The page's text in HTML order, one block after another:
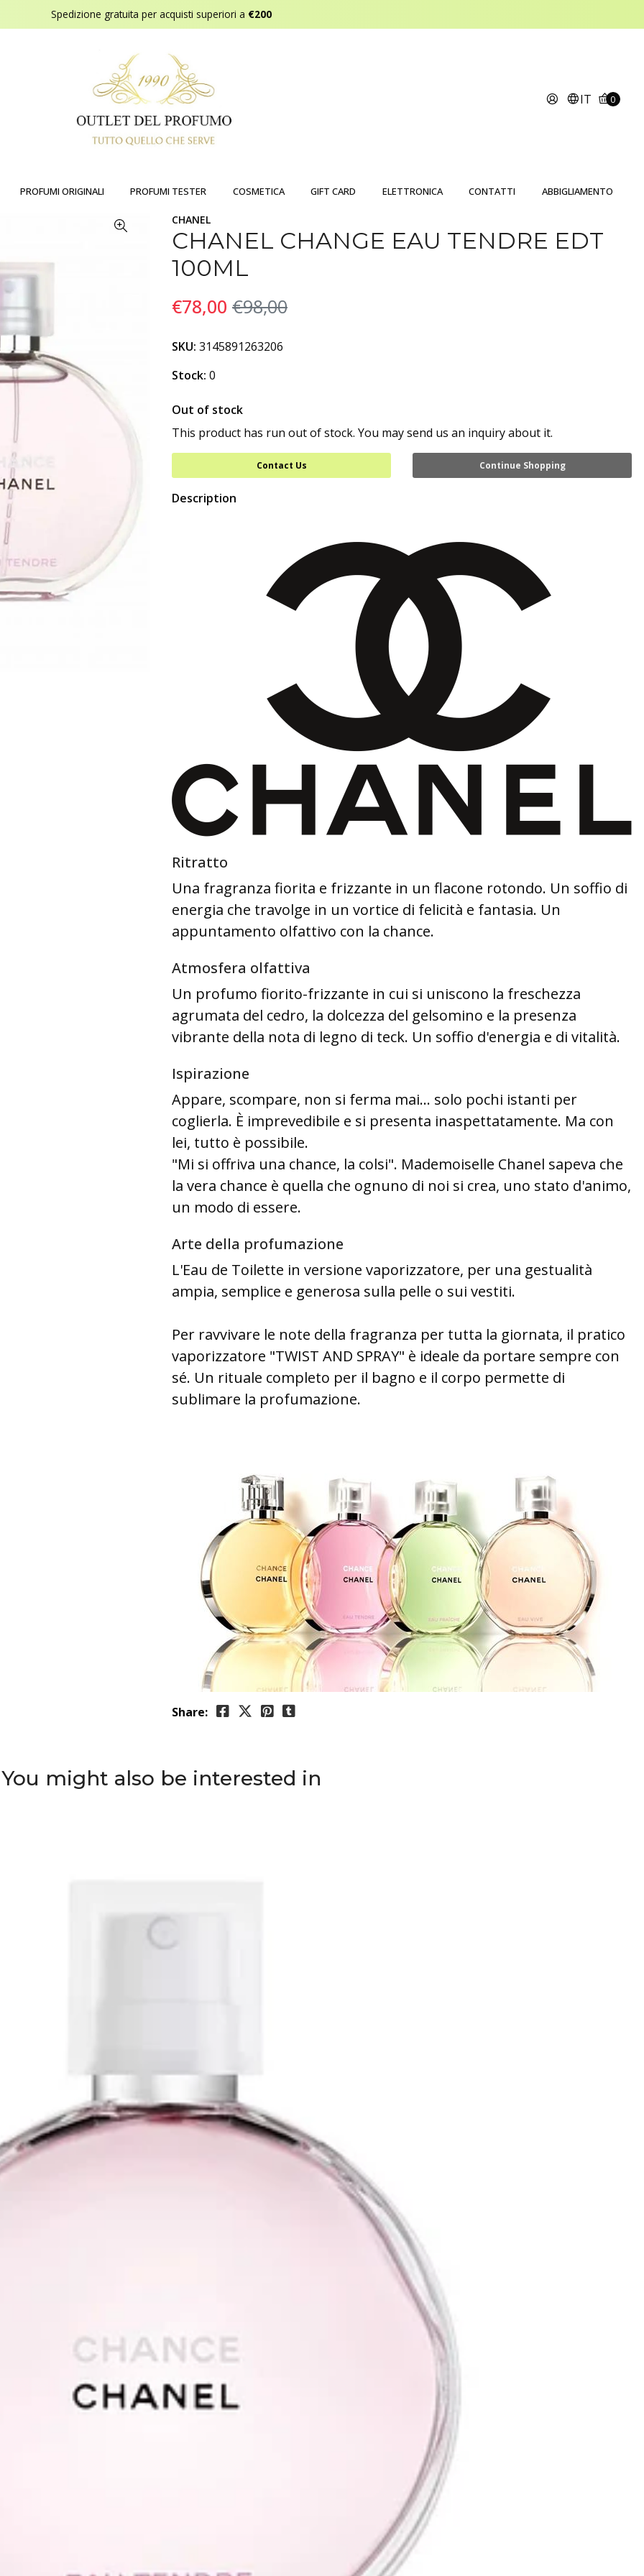
Spedizione gratuita per acquisti superiori a €200
IT 0
PROFUMI ORIGINALI PROFUMI TESTER COSMETICA GIFT CARD ELETTRONICA CONTATTI ABBIGLIAMENTO
CHANEL
CHANEL CHANGE EAU TENDRE EDT
100ML
€78,00 €98,00
SKU: 3145891263206
Stock: 0
Out of stock
This product has run out of stock. You may send us an inquiry about it.
Contact Us Continue Shopping
Description
Ritratto
Una fragranza fiorita e frizzante in un flacone rotondo. Un soffio di
energia che travolge in un vortice di felicità e fantasia. Un
appuntamento olfattivo con la chance.
Atmosfera olfattiva
Un profumo fiorito-frizzante in cui si uniscono la freschezza
agrumata del cedro, la dolcezza del gelsomino e la presenza
vibrante della nota di legno di teck. Un soffio d'energia e di vitalità.
Ispirazione
Appare, scompare, non si ferma mai... solo pochi istanti per
coglierla. È imprevedibile e si presenta inaspettatamente. Ma con
lei, tutto è possibile.
"Mi si offriva una chance, la colsi". Mademoiselle Chanel sapeva che
la vera chance è quella che ognuno di noi si crea, uno stato d'animo,
un modo di essere.
Arte della profumazione
L'Eau de Toilette in versione vaporizzatore, per una gestualità
ampia, semplice e generosa sulla pelle o sui vestiti.
Per ravvivare le note della fragranza per tutta la giornata, il pratico
vaporizzatore "TWIST AND SPRAY" è ideale da portare sempre con
sé. Un rituale completo per il bagno e il corpo permette di
sublimare la profumazione.
Share:
You might also be interested in